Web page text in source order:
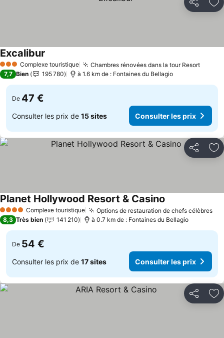
Partager
3 ÉtoilesComplexe touristique Chambres rénovées dans la tour Resort
Excalibur
7,7 Bien 195 780 à 1.6 km de : Fontaines du Bellagio
De 47 €
Consulter les prix de 15 sites Consulter les prix
Partager
4 Étoiles Complexe touristique Options de restauration de chefs célèbres
Planet Hollywood Resort & Casino
8,3 Très bien 141 210 à 0.7 km de : Fontaines du Bellagio
De 54 €
Consulter les prix de 17 sites Consulter les prix
Partager